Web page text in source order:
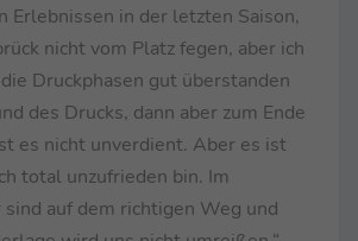
Erlebnissen in der letzten Saison,
nicht vom Platz fegen, aber ich
Druckphasen gut überstanden
des Drucks, dann aber zum Ende
es nicht unverdient. Aber es ist
total unzufrieden bin. Im
auf dem richtigen Weg und